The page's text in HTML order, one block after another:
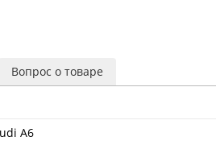
Вопрос о товаре
A6